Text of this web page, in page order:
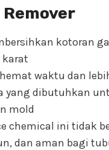
kotoran
karat
waktu dan
yang dibutuhkan
mold
chemical ini tidak
dan aman bagi